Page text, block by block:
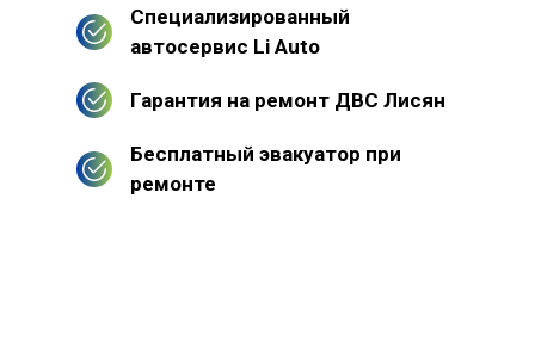
Специализированный
автосервис Li Auto
Гарантия на ремонт ДВС Лисян
Бесплатный эвакуатор при
ремонте